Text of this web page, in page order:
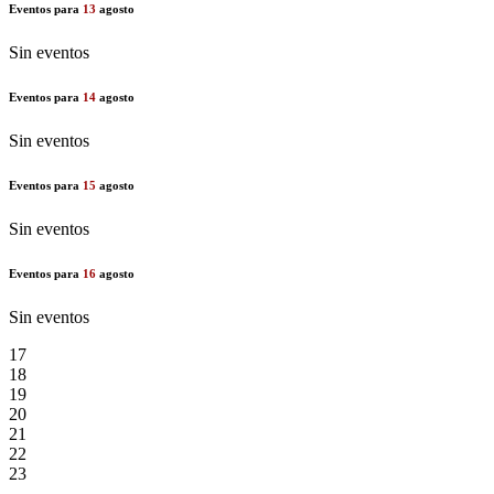
Eventos para 13 agosto
Sin eventos
Eventos para 14 agosto
Sin eventos
Eventos para 15 agosto
Sin eventos
Eventos para 16 agosto
Sin eventos
17
18
19
20
21
22
23